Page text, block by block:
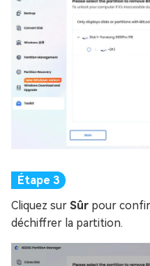
Cliquez sur Sûr pour
déchiffrer la partition.